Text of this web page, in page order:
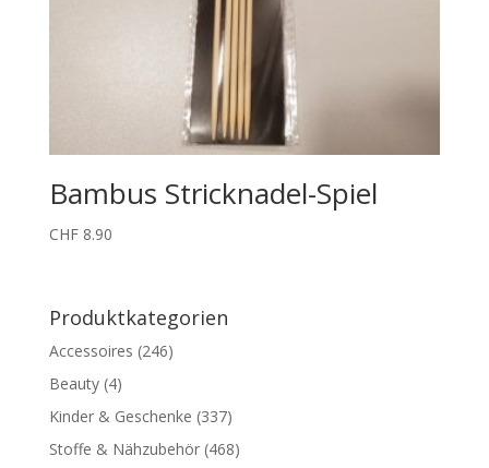
Bambus Stricknadel-Spiel
CHF8.90
Produktkategorien
Accessoires (246)
Beauty (4)
Kinder & Geschenke (337)
Stoffe & Nähzubehör (468)